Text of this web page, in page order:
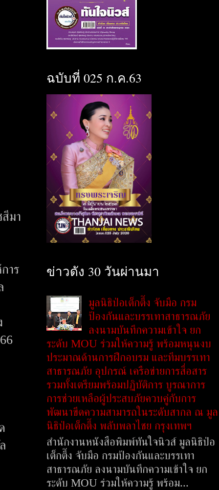
มา
าร
ฉบับที่ 025 ก.ค.63
ข่าวดัง 30 วันผ่านมา
มูลนิธิป่อเต็กตึ๊ง จับมือ กรม
ป้องกันและบรรเทาสาธารณภัย
ลงนามบันทึกความเข้าใจ ยก
ระดับ MOU ร่วมให้ความรู้ พร้อมหนุนงบ
ประมาณด้านการฝึกอบรม และทีมบรรเทา
สาธารณภัย อุปกรณ์ เครือข่ายการสื่อสาร
รวมทั้งเตรียมพร้อมปฏิบัติการ บูรณาการ
การช่วยเหลือผู้ประสบภัยควบคู่กับการ
พัฒนาขีดความสามารถในระดับสากล ณ มูล
นิธิป่อเต็กตึ๊ง พลับพลาไชย กรุงเทพฯ
สำนักงานหนังสือพิมพ์ทันใจนิวส์ มูลนิธิป่อ
เต็กตึ๊ง จับมือ กรมป้องกันและบรรเทา
สาธารณภัย ลงนามบันทึกความเข้าใจ ยก
ระดับ MOU ร่วมให้ความรู้ พร้อม...